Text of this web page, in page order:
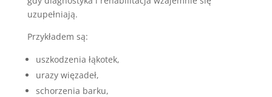
uzupełniają.
Przykładem są:
uszkodzenia łąkotek,
urazy więzadeł,
schorzenia barku,